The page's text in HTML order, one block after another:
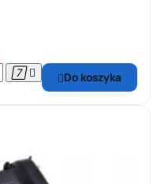
  Do koszyka